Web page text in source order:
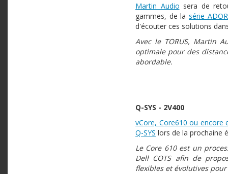
Martin Audio sera de
gammes, de lasérie
d'écouter ces solutions
Avec le TORUS, Martin
optimale pour des
abordable.
Q-SYS - 2V400
vCore, Core610 ou encore
Q-SYS lors de la prochaine
Le Core 610 est un
Dell COTS afin de
flexibles et évolutives